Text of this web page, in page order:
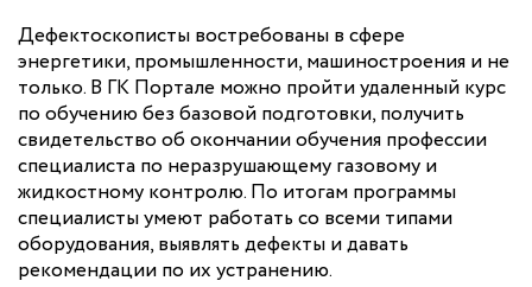
Дефектоскописты востребованы в сфере
энергетики, промышленности, машиностроения и не
только. В ГК Портале можно пройти удаленный курс
по обучению без базовой подготовки, получить
свидетельство об окончании обучения профессии
специалиста по неразрушающему газовому и
жидкостному контролю. По итогам программы
специалисты умеют работать со всеми типами
оборудования, выявлять дефекты и давать
рекомендации по их устранению.